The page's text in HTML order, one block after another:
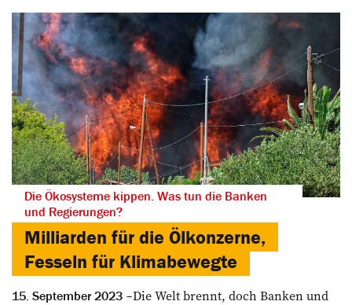
Die Ökosysteme kippen. Was tun die Banken
und Regierungen?
Milliarden für die Ölkonzerne,
Fesseln für Klimabewegte
15. September 2023
Die Welt brennt, doch Banken und